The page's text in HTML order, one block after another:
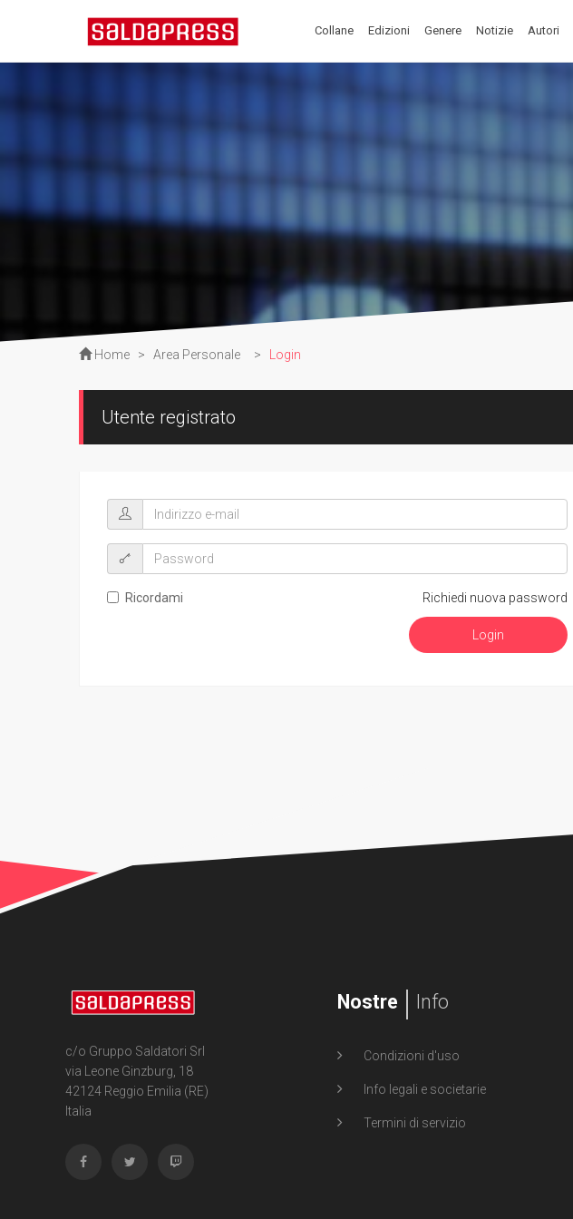
Collane Edizioni Genere Notizie Autori
Home > Area Personale > Login
Utente registrato
Richiedi nuova password
Ricordami
c/o Gruppo Saldatori Srl
via Leone Ginzburg, 18
42124 Reggio Emilia (RE)
Italia
Nostre Info
Condizioni d'uso
Info legali e societarie
Termini di servizio